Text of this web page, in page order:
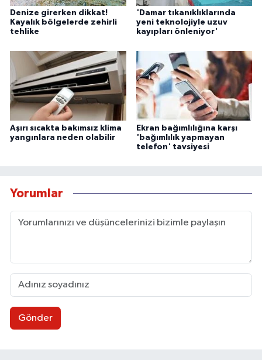
Denize girerken dikkat!
Kayalık bölgelerde zehirli
tehlike
'Damar tıkanıklıklarında
yeni teknolojiyle uzuv
kayıpları önleniyor'
Aşırı sıcakta bakımsız klima
yangınlara neden olabilir
Ekran bağımlılığına karşı
'bağımlılık yapmayan
telefon' tavsiyesi
Yorumlar
Gönder